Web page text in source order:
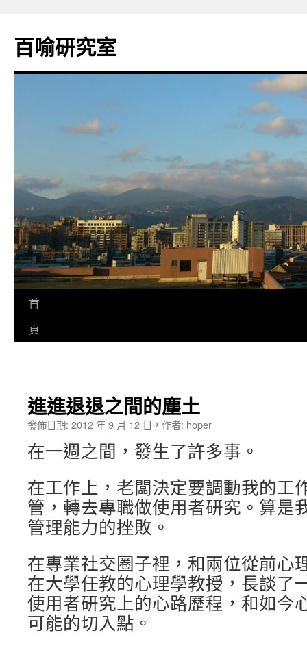
百喻研究室
跳
內
容
首
頁
進進退退之間的塵土
發佈日期: 2012 年 9 月 12 日 ， 作者: hoper
在一週之間，發生了許多事。
在工作上，老闆決定要調動我的工
管，轉去專職做使用者研究。算是
管理能力的挫敗。
在專業社交圈子裡，和兩位從前心
在大學任教的心理學教授，長談了
使用者研究上的心路歷程，和如今
可能的切入點。